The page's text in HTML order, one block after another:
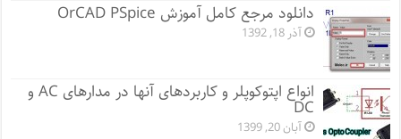
دانلود مرجع کامل آموزش OrCAD PSpice
آذر 18, 1392
انواع اپتوکوپلر و کاربردهای آنها در مدارهای AC و
DC
آبان 20, 1399